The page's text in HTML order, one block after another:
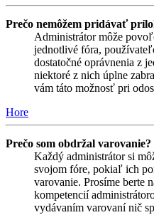
Prečo nemôžem pridávať
Administrátor môže
jednotlivé fóra,
dostatočné oprávnenia z
niektoré z nich úplne
vám táto možnosť pri
Hore
Prečo som obdržal varovanie?
Každý administrátor si
svojom fóre, pokiaľ ich
varovanie. Prosíme berte
kompetencií
vydávaním varovaní nič